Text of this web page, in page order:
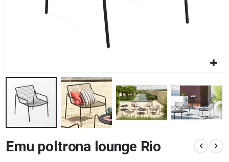
all'inizio
della
Emu poltrona lounge Rio